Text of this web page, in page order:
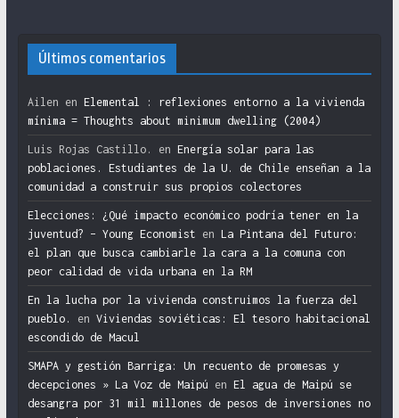
Últimos comentarios
Ailen en Elemental : reflexiones entorno a la vivienda
mínima = Thoughts about minimum dwelling (2004)
Luis Rojas Castillo. en Energía solar para las
poblaciones. Estudiantes de la U. de Chile enseñan a la
comunidad a construir sus propios colectores
Elecciones: ¿Qué impacto económico podría tener en la
juventud? – Young Economist en La Pintana del Futuro:
el plan que busca cambiarle la cara a la comuna con
peor calidad de vida urbana en la RM
En la lucha por la vivienda construimos la fuerza del
pueblo.
en Viviendas soviéticas: El tesoro habitacional
escondido de Macul
SMAPA y gestión Barriga: Un recuento de promesas y
decepciones » La Voz de Maipú en El agua de Maipú se
desangra por 31 mil millones de pesos de inversiones no